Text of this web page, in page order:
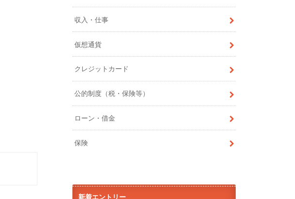
収入・仕事
仮想通貨
クレジットカード
公的制度（税・保険等）
ローン・借金
保険
新着エントリー